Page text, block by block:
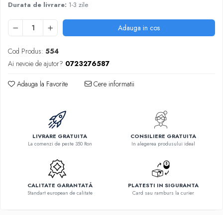
Durata de livrare: 1-3 zile
Adauga in cos
Cod Produs: 554
Ai nevoie de ajutor? 0723276587
Adauga la Favorite Cere informatii
LIVRARE GRATUITA
La comenzi de peste 350 Ron
CONSILIERE GRATUITA
In alegerea produsului ideal
CALITATE GARANTATĂ
Standart european de calitate
PLATESTI IN SIGURANTA
Card sau ramburs la curier